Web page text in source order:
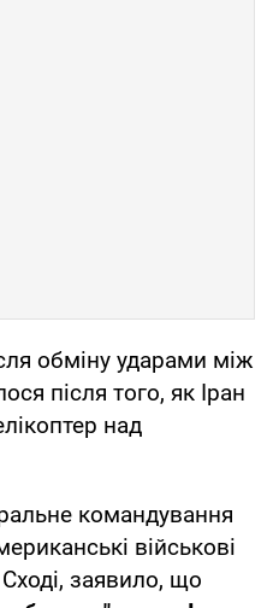
обміну ударами між
після того, як Іран
над
командування
військові
заявило, що